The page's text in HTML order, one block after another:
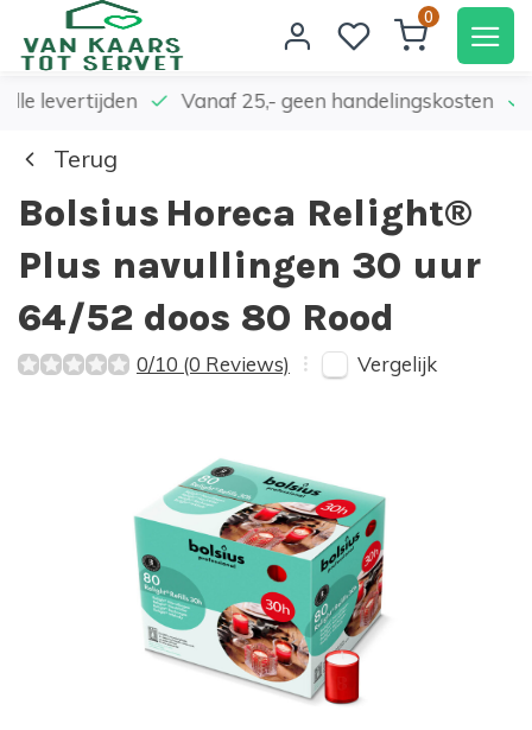
0
levertijden Vanaf 25,- geen handelingskosten
Terug
Bolsius Horeca Relight®
Plus navullingen 30 uur
64/52 doos 80 Rood
0/10 (0 Reviews) Vergelijk